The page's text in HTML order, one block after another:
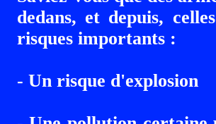
dedans, et depuis,
risques importants :
- Un risque d'explosion